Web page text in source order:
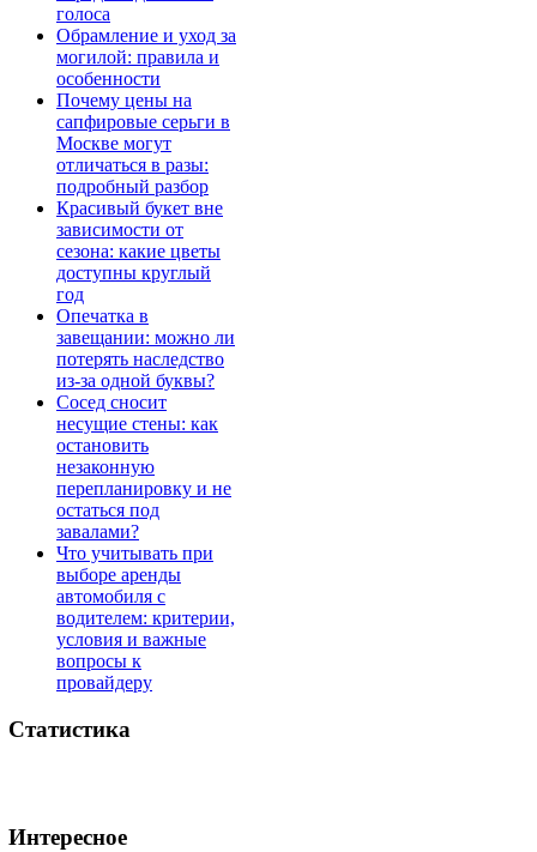
голоса
Обрамление и уход за
могилой: правила и
особенности
Почему цены на
сапфировые серьги в
Москве могут
отличаться в разы:
подробный разбор
Красивый букет вне
зависимости от
сезона: какие цветы
доступны круглый
год
Опечатка в
завещании: можно ли
потерять наследство
из-за одной буквы?
Сосед сносит
несущие стены: как
остановить
незаконную
перепланировку и не
остаться под
завалами?
Что учитывать при
выборе аренды
автомобиля с
водителем: критерии,
условия и важные
вопросы к
провайдеру
Статистика
Интересное